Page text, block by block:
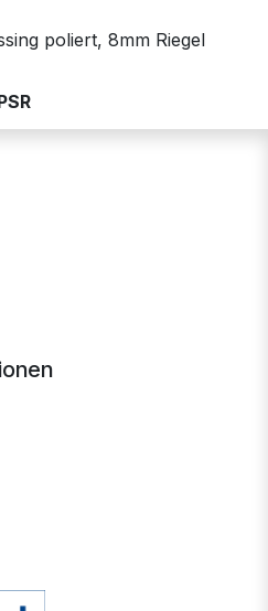
poliert, 8mm Riegel